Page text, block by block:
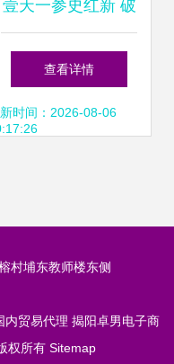
壹天一参史红新 破
解生鲜O2O困局，
打造高端滋补品国
查看详情
时间：2026-08-06
村埔东教师楼东侧
内贸易代理 揭阳卓男电子商
权所有 Sitemap